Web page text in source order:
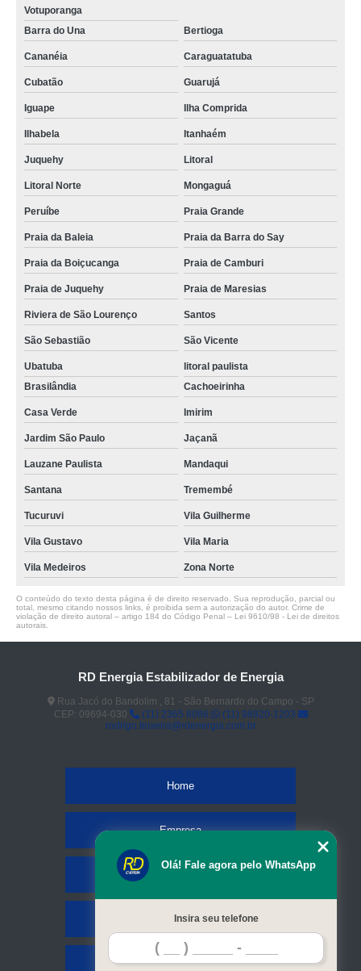
Votuporanga
Barra do Una
Bertioga
Cananéia Caraguatatuba
Cubatão Guarujá
Iguape Ilha Comprida
Ilhabela Itanhaém
Juquehy Litoral
Litoral Norte Mongaguá
Peruíbe Praia Grande
Praia da Baleia Praia da Barra do Say
Praia da Boiçucanga Praia de Camburi
Praia de Juquehy Praia de Maresias
Riviera de São Lourenço Santos
São Sebastião São Vicente
Ubatuba
litoral paulista
Brasilândia
Cachoeirinha
Casa Verde Imirim
Jardim São Paulo Jaçanã
Lauzane Paulista Mandaqui
Santana Tremembé
Tucuruvi Vila Guilherme
Vila Gustavo Vila Maria
Vila Medeiros Zona Norte
O conteúdo do texto desta página é de direito reservado. Sua reprodução, parcial ou
total, mesmo citando nossos links, é proibida sem a autorização do autor. Crime de
violação de direito autoral – artigo 184 do Código Penal – Lei 9610/98 - Lei de direitos
autorais
RD Energia Estabilizador de Energia
Rua Jacó do Bandolim , 81 - São Bernardo do Campo - SP
CEP: 09694-030
(11) 2365 8086
(11) 98920-1203
rodrigo.teixeira@rdenergia.com.br
Home
Empresa
Serviços
Contato
Olá! Fale agora pelo WhatsApp
Insira seu telefone